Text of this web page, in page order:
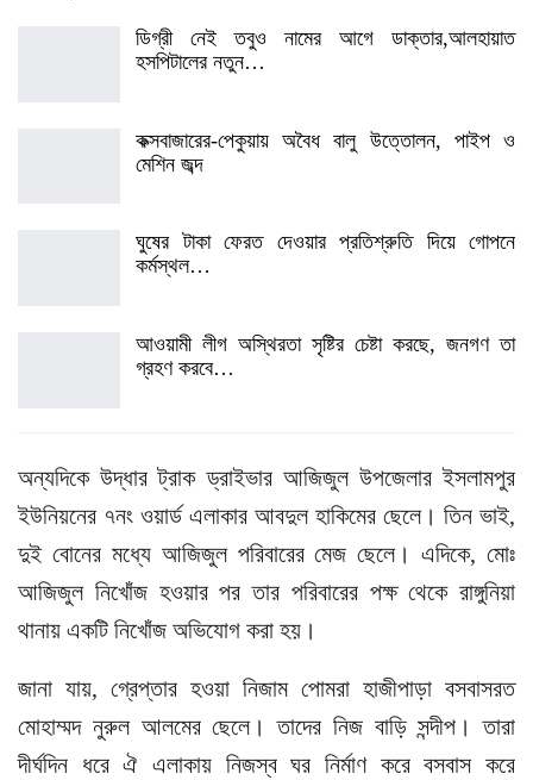
ডিগ্রী নেই তবুও নামের আগে ডাক্তার,আলহায়াত
হসপিটালের নতুন…
কক্সবাজারের-পেকুয়ায় অবৈধ বালু উত্তোলন, পাইপ ও
মেশিন জব্দ
ঘুষের টাকা ফেরত দেওয়ার প্রতিশ্রুতি দিয়ে গোপনে
কর্মস্থল…
আওয়ামী লীগ অস্থিরতা সৃষ্টির চেষ্টা করছে, জনগণ তা
গ্রহণ করবে…
অন্যদিকে উদ্ধার ট্রাক ড্রাইভার আজিজুল উপজেলার ইসলামপুর
ইউনিয়নের ৭নং ওয়ার্ড এলাকার আবদুল হাকিমের ছেলে। তিন ভাই,
দুই বোনের মধ্যে আজিজুল পরিবারের মেজ ছেলে। এদিকে, মোঃ
আজিজুল নিখোঁজ হওয়ার পর তার পরিবারের পক্ষ থেকে রাঙ্গুনিয়া
থানায় একটি নিখোঁজ অভিযোগ করা হয়।
জানা যায়, গ্রেপ্তার হওয়া নিজাম পোমরা হাজীপাড়া বসবাসরত
মোহাম্মদ নুরুল আলমের ছেলে। তাদের নিজ বাড়ি সন্দীপ। তারা
দীর্ঘদিন ধরে ঐ এলাকায় নিজস্ব ঘর নির্মাণ করে বসবাস করে